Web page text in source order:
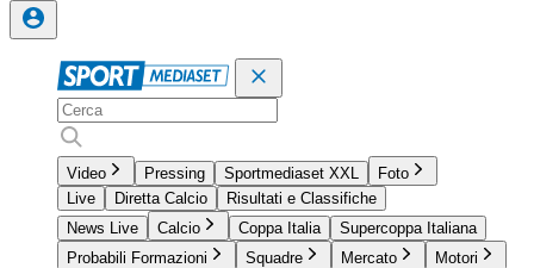
Video Pressing Sportmediaset XXL
Foto
Live
Diretta Calcio
Risultati e Classifiche
News Live
Calcio Coppa Italia
Supercoppa Italiana
Probabili Formazioni
Squadre Mercato
Motori